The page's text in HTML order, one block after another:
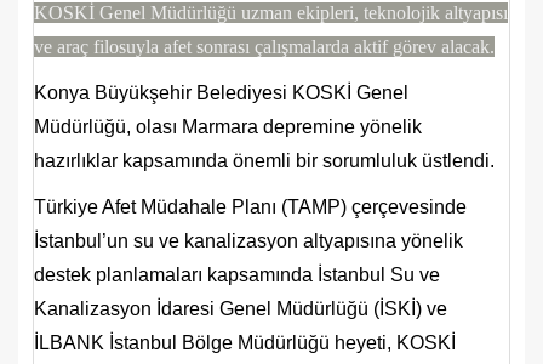
KOSKİ Genel Müdürlüğü uzman ekipleri, teknolojik altyapısı
ve araç filosuyla afet sonrası çalışmalarda aktif görev alacak.
Konya Büyükşehir Belediyesi KOSKİ Genel
Müdürlüğü, olası Marmara depremine yönelik
hazırlıklar kapsamında önemli bir sorumluluk üstlendi.
Türkiye Afet Müdahale Planı (TAMP) çerçevesinde
İstanbul’un su ve kanalizasyon altyapısına yönelik
destek planlamaları kapsamında İstanbul Su ve
Kanalizasyon İdaresi Genel Müdürlüğü (İSKİ) ve
İLBANK İstanbul Bölge Müdürlüğü heyeti, KOSKİ